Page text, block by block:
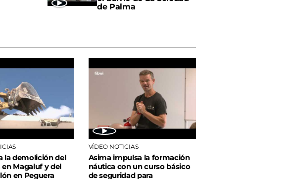
de Palma
la demolición del
en Magaluf y del
en Peguera
VÍDEO NOTICIAS
Asima impulsa la formación
náutica con un curso básico
de seguridad para